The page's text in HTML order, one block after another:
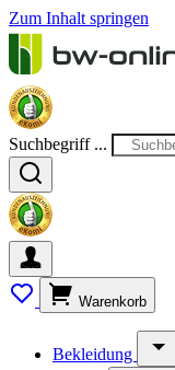
Zum Inhalt springen
Suchbegriff ...
Warenkorb
Bekleidung